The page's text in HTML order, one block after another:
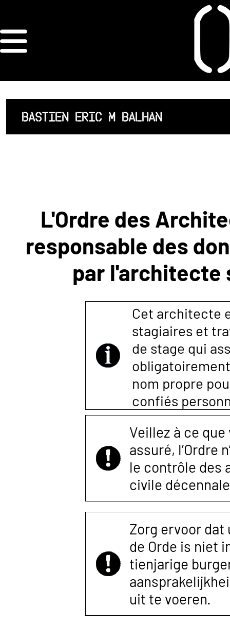
ORDRE DES
ARCHITECTES
ACCUEIL
LISTE DES
ANNEXE 4 CODT
CONTACTER
BASTIEN ERIC M BALHAN
L'Ordre des
responsable des
par l'architecte
Cet architecte
stagiaires et
de stage qui
nom propre
confiés
Veillez à ce
assuré, l’Ordre
le contrôle des
civile
Zorg ervoor
de Orde is niet
tienjarige
uit te voeren.